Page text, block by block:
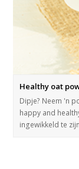
Healthy oat
Dipje? Neem 'n
happy and
ingewikkeld te